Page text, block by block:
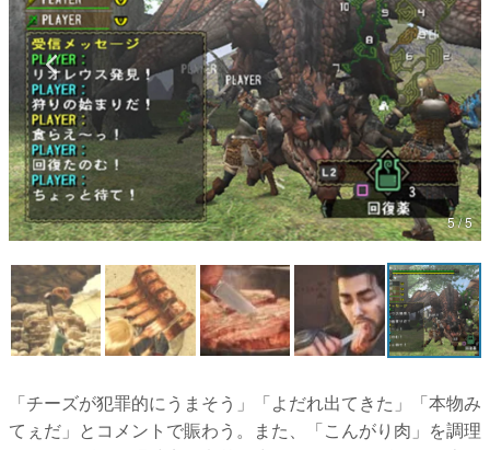
カテゴリ
特集記事
マンガ
女性向け
アプリレビュー
その他
電ファミニコゲーマーとは？
運営：株式会社マレ
5 / 5
「チーズが犯罪的にうまそう」「よだれ出てきた」「本物み
てぇだ」とコメントで賑わう。また、「こんがり肉」を調理